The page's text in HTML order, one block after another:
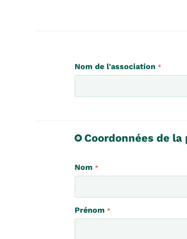
Nom de l'association *
Coordonnées de
Nom *
Prénom *